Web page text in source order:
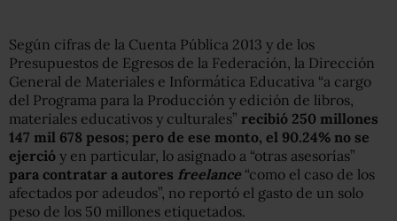
Según cifras de la Cuenta Pública 2013 y de los
Presupuestos de Egresos de la Federación, la Dirección
General de Materiales e Informática Educativa “a cargo
del Programa para la Producción y edición de libros,
materiales educativos y culturales” recibió 250 millones
147 mil 678 pesos; pero de ese monto, el 90.24% no se
ejerció y en particular, lo asignado a “otras asesorías”
para contratar a autores freelance “como el caso de los
afectados por adeudos”, no reportó el gasto de un solo
peso de los 50 millones etiquetados.